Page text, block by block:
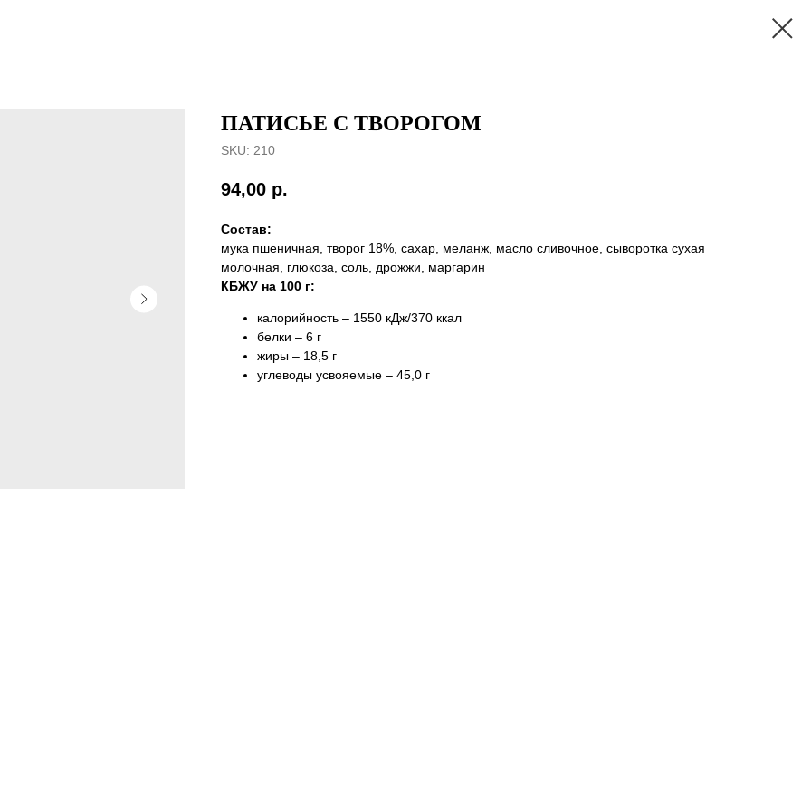
ПАТИСЬЕ С ТВОРОГОМ
SKU: 210
94,00 р.
Состав:
мука пшеничная, творог 18%, сахар, меланж, масло сливочное, сыворотка сухая
молочная, глюкоза, соль, дрожжи, маргарин
КБЖУ на 100 г:
калорийность – 1550 кДж/370 ккал
белки – 6 г
жиры – 18,5 г
углеводы усвояемые – 45,0 г